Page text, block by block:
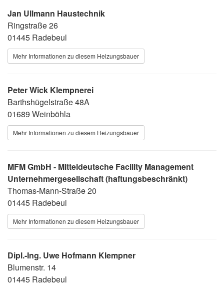
Jan Ullmann Haustechnik
Ringstraße 26
01445 Radebeul
Mehr Informationen zu diesem Heizungsbauer
Peter Wick Klempnerei
Barthshügelstraße 48A
01689 Weinböhla
Mehr Informationen zu diesem Heizungsbauer
MFM GmbH - Mitteldeutsche Facility Management
Unternehmergesellschaft (haftungsbeschränkt)
Thomas-Mann-Straße 20
01445 Radebeul
Mehr Informationen zu diesem Heizungsbauer
Dipl.-Ing. Uwe Hofmann Klempner
Blumenstr. 14
01445 Radebeul